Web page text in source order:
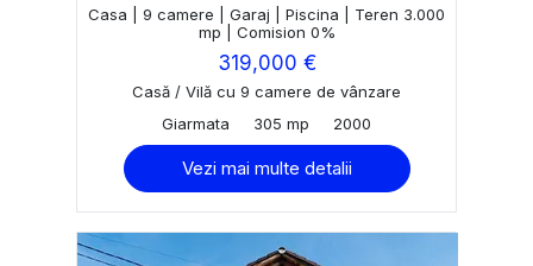
Casa | 9 camere | Garaj | Piscina | Teren 3.000
mp | Comision 0%
319,000 €
Casă / Vilă cu 9 camere de vânzare
Giarmata
305 mp 2000
Vezi mai multe detalii